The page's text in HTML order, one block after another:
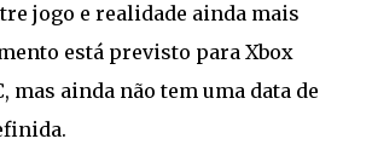
jogo e realidade ainda mais
está previsto para Xbox
mas ainda não tem uma data de